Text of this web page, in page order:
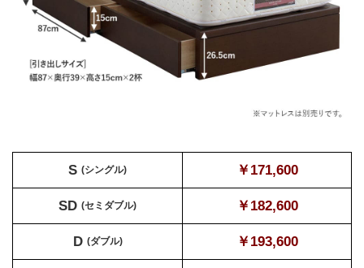
S (シングル) ￥171,600
SD (セミダブル) ￥182,600
D (ダブル) ￥193,600